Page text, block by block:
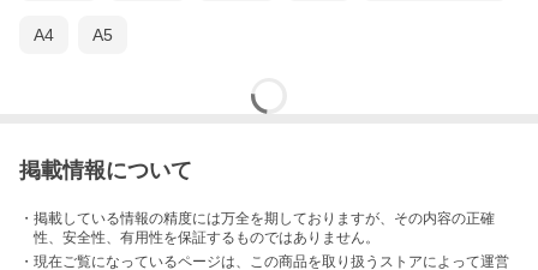
A4 A5
掲載情報について
・掲載している情報の精度には万全を期しておりますが、その内容の正確
性、安全性、有用性を保証するものではありません。
・現在ご覧になっているページは、この商品を取り扱うストアによって運営